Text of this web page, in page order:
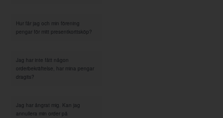
Hur får jag och min förening
pengar för mitt presentkorttsköp?
Jag har inte fått någon
orderbekräftelse, har mina pengar
dragits?
Jag har ångrat mig. Kan jag
annullera min order på